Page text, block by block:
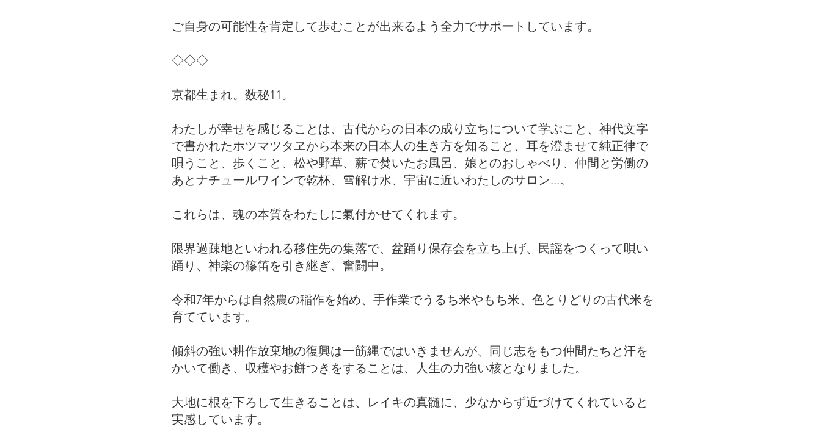
ご自身の可能性を肯定して歩むことが出来るよう全力でサポートしています。
◇◇◇
京都生まれ。数秘11。
わたしが幸せを感じることは、古代からの日本の成り立ちについて学ぶこと、神代文字
で書かれたホツマツタヱから本来の日本人の生き方を知ること、耳を澄ませて純正律で
唄うこと、歩くこと、松や野草、薪で焚いたお風呂、娘とのおしゃべり、仲間と労働の
あとナチュールワインで乾杯、雪解け水、宇宙に近いわたしのサロン...。
これらは、魂の本質をわたしに氣付かせてくれます。
限界過疎地といわれる移住先の集落で、盆踊り保存会を立ち上げ、民謡をつくって唄い
踊り、神楽の篠笛を引き継ぎ、奮闘中。
令和7年からは自然農の稲作を始め、手作業でうるち米やもち米、色とりどりの古代米を
育てています。
傾斜の強い耕作放棄地の復興は一筋縄ではいきませんが、同じ志をもつ仲間たちと汗を
かいて働き、収穫やお餅つきをすることは、人生の力強い核となりました。
大地に根を下ろして生きることは、レイキの真髄に、少なからず近づけてくれていると
実感しています。